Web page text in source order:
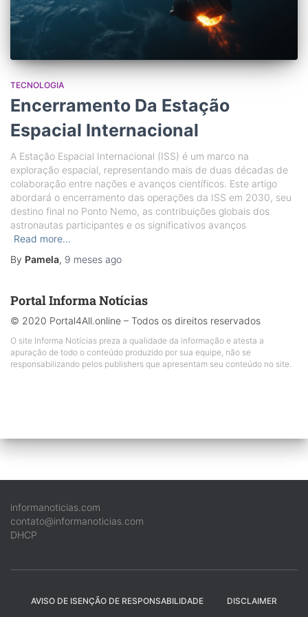
TECNOLOGIA
Encerramento Da Estação
Espacial Internacional
A Estação Espacial Internacional (ISS) é um marco na
exploração espacial, representando mais de duas décadas de
colaboração entre nações e avanços científicos. Este artigo
abordará o encerramento das operações da ISS em 2030, seu
destino final no Ponto Nemo, as contribuições globais dos
astronautas participantes e os significativos avanços
Read more…
By Pamela, 9 meses ago
Portal Informa Notícias
© 2020 Portal4All.online – Todos os direitos reservados
O site Informa Notícias preza a qualidade da informação e atesta a
apuração de todo o conteúdo produzido por sua equipe, não se
responsabilizando pelos publishers que apresentam seu conteúdo no site.
informanoticias.com
contato@informanoticias.com
DHCP
AVISO DE ISENÇÃO DE RESPONSABILIDADE DISCLAIMER